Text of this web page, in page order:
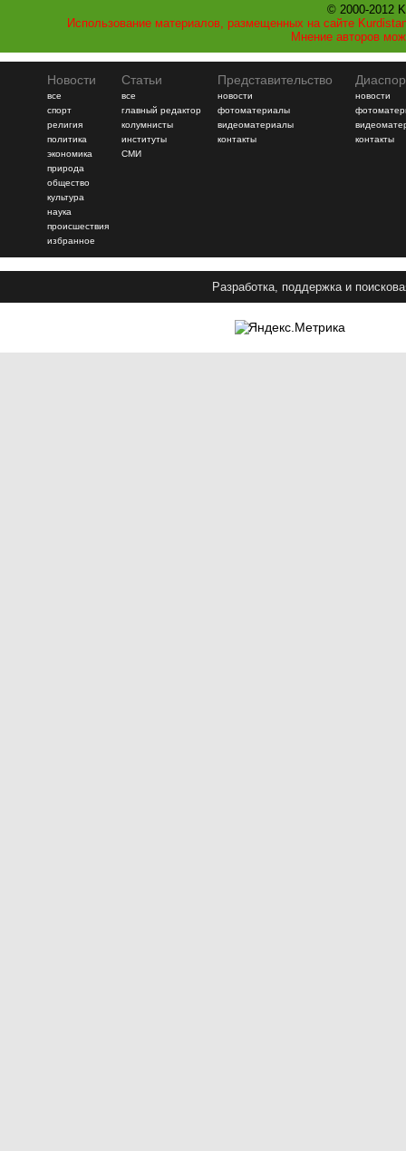
© 2000-2012
Использование материалов, размещенных на сайте
Мнение авторов
Новости
все
спорт
религия
политика
экономика
природа
общество
культура
наука
происшествия
избранное
Статьи
все
главный редактор
колумнисты
институты
СМИ
Представительство
новости
фотоматериалы
видеоматериалы
контакты
новости
контакты
Разработка, поддержка и